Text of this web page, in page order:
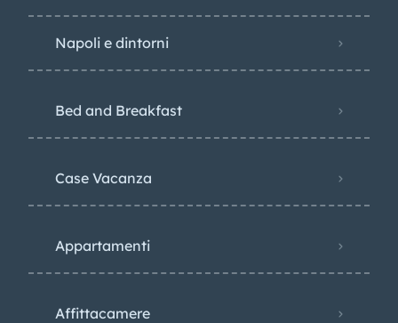
Napoli e dintorni
Bed and Breakfast
Case Vacanza
Appartamenti
Affittacamere